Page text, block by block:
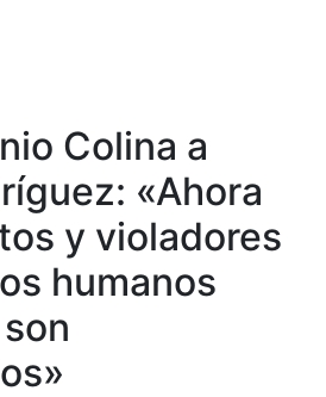
Colina a
«Ahora
y violadores
humanos